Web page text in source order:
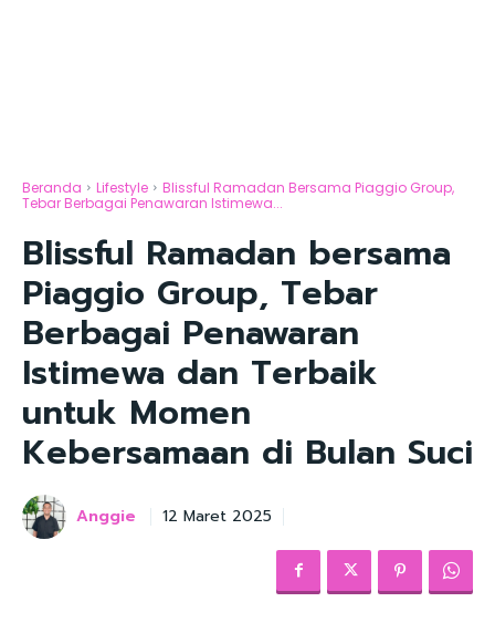
Beranda Lifestyle
Blissful Ramadan Bersama Piaggio Group,
Tebar Berbagai Penawaran Istimewa...
Blissful Ramadan bersama
Piaggio Group, Tebar
Berbagai Penawaran
Istimewa dan Terbaik
untuk Momen
Kebersamaan di Bulan Suci
Anggie 12 Maret 2025